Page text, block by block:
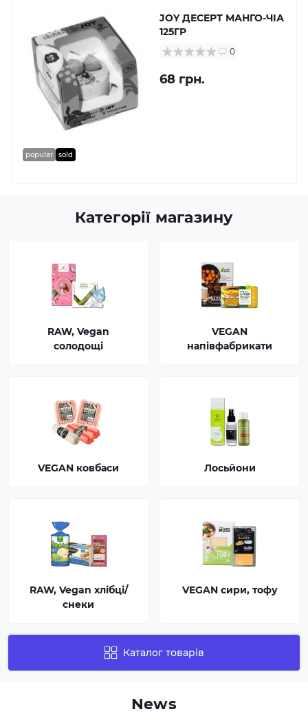
popular sold
JOY ДЕСЕРТ МАНГО-ЧІА
125ГР
0
68 грн.
Категорії магазину
RAW, Vegan
солодощі
VEGAN
напівфабрикати
VEGAN ковбаси Лосьйони
RAW, Vegan хлібці/
снеки
VEGAN сири, тофу
Каталог товарів
News